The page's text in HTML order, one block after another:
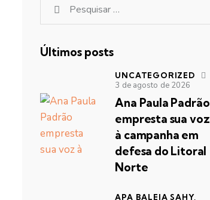
Últimos posts
UNCATEGORIZED
3 de agosto de 2026
Ana Paula Padrão
empresta sua voz
à campanha em
defesa do Litoral
Norte
APA BALEIA SAHY,